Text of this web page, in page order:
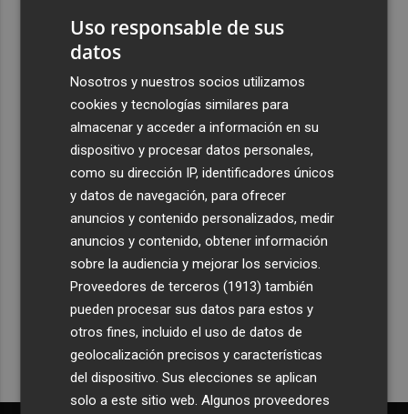
urbano y a un hotel de cuatro estrellas en La Manga con
324 habitaciones
Estos son los estrenos que abren la cartelera en agosto:
de la comedia 'El último mono' a una nueva entrega de
'La Patrulla Canina'
Recibe toda la actualidad de
Plaza Podcast en tu correo
Quiero suscribirme
Uso responsable de sus
datos
Nosotros y nuestros socios utilizamos
cookies y tecnologías similares para
almacenar y acceder a información en su
dispositivo y procesar datos personales,
como su dirección IP, identificadores únicos
y datos de navegación, para ofrecer
anuncios y contenido personalizados, medir
anuncios y contenido, obtener información
sobre la audiencia y mejorar los servicios.
Proveedores de terceros (1913) también
pueden procesar sus datos para estos y
otros fines, incluido el uso de datos de
geolocalización precisos y características
del dispositivo. Sus elecciones se aplican
solo a este sitio web. Algunos proveedores